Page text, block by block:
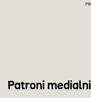
Patroni medialni